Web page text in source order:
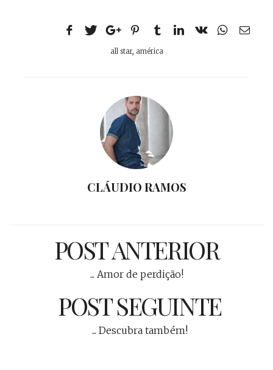
all star, américa
CLÁUDIO RAMOS
POST ANTERIOR
... Amor de perdição!
POST SEGUINTE
... Descubra também!